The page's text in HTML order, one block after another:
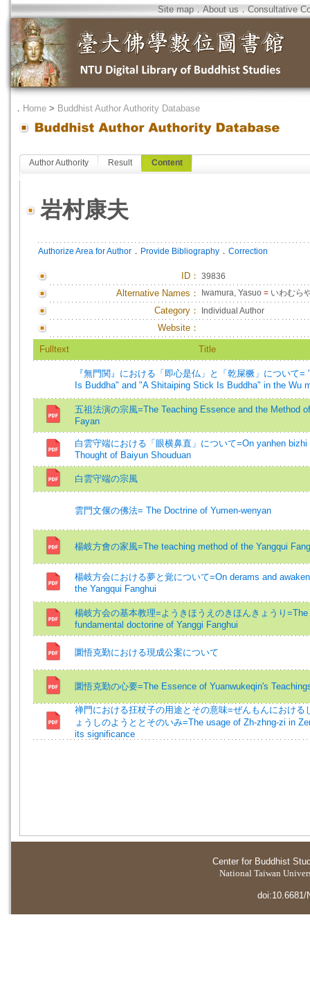
Site map．About us．Consultative
． Home > Buddhist Author Authority Database
Author Authority Result Content
岩村康夫
Authorize Area for Author ． Provide Bibliography ． Correction
ID ： 39836
Alternative Names： Iwamura, Yasuo = いわむら
Category： Individual Author
Website：
Fulltext Title
『無門関』における「即心是仏」と「乾屎橛」について=
Is Buddha" and "A Shitaiping Stick Is Buddha" in the Wu
五祖法演の宗風=The Teaching Essence and the Method
Fayan
白雲守端における「眼横鼻直」について=On yanhen bizhi
Thought of Baiyun Shouduan
白雲守端の宗風
雲門文偃の佛法= The Doctrine of Yumen-wenyan
楊岐方會の家風=The teaching method of the Yangqui
楊岐方会における夢と覚について=On derams and
the Yangqui Fanghui
楊岐方会の基本教理=ようきほうえのきほんきょうり=The
fundamental doctorine of Yanggi Fanghui
圜悟克勤における現成公案について
圜悟克勤の心要=The Essence of Yuanwukeqin's
禅門における抂杖子の用途とその意味=ぜんもんにおける
ょうしのようととそのいみ=The usage of Zh-zhng-zi in
its significance
Center for Buddhist
National Taiwan
doi:10.6681/